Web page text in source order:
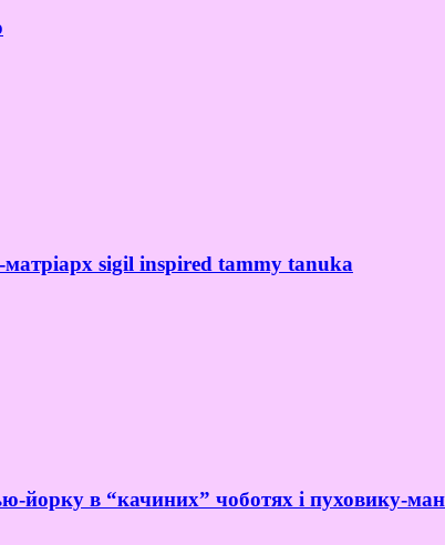
sigil inspired tammy tanuka
йорку в “качиних” чоботях і пуховику-